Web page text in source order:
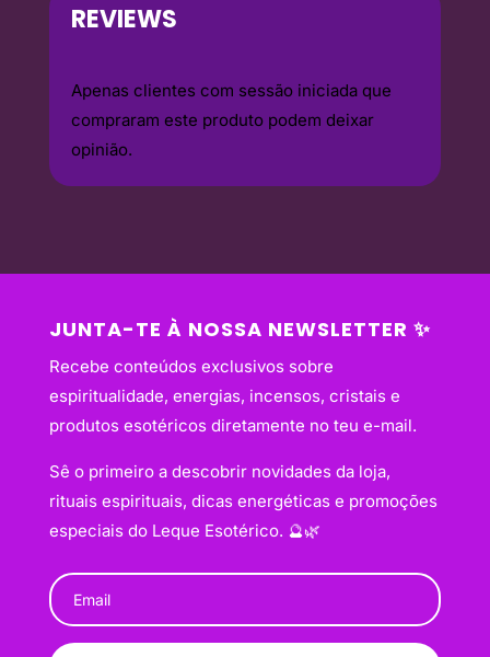
REVIEWS
Apenas clientes com sessão iniciada que
compraram este produto podem deixar
opinião.
JUNTA-TE À NOSSA NEWSLETTER ✨
Recebe conteúdos exclusivos sobre
espiritualidade, energias, incensos, cristais e
produtos esotéricos diretamente no teu e-mail.
Sê o primeiro a descobrir novidades da loja,
rituais espirituais, dicas energéticas e promoções
especiais do Leque Esotérico. 🔮🌿